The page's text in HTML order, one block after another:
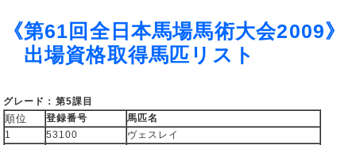
《第61回全日本馬場馬術大会2009》
出場資格取得馬匹リスト
グレード：第5課目
順位 登録番号
馬匹名
1
53100
ヴェスレイ